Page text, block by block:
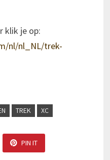
klik je op:
nl/nl_NL/trek-
TREK XC
PIN IT